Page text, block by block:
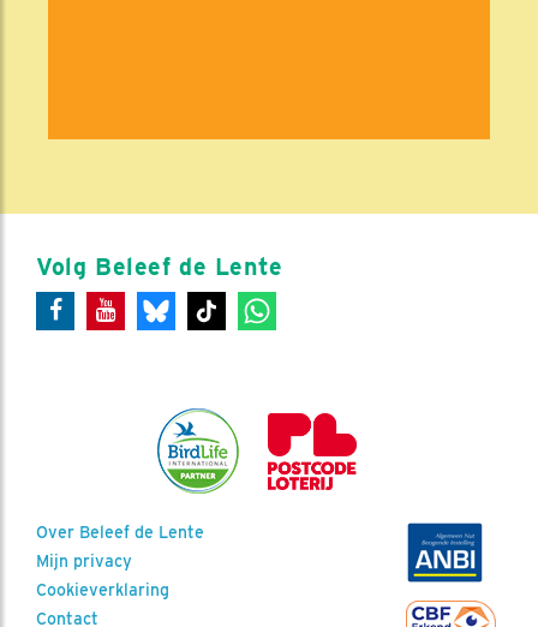
Volg Beleef de Lente
Over Beleef de Lente
Mijn privacy
Cookieverklaring
Contact